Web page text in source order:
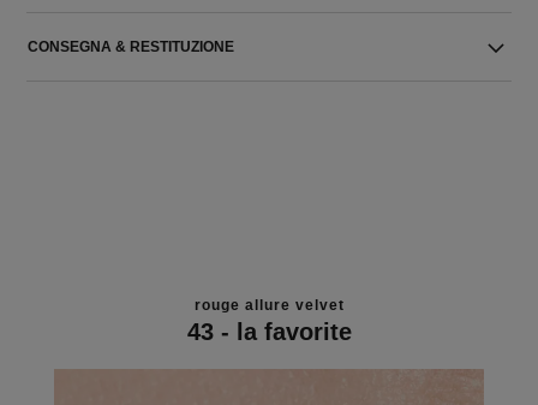
CONSEGNA & RESTITUZIONE
rouge allure velvet
43 - la favorite